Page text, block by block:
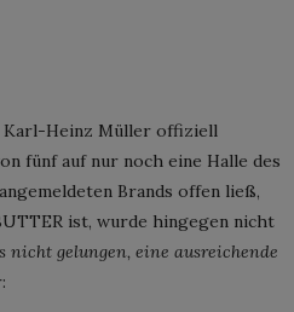
Karl-Heinz Müller offiziell
fünf auf nur noch eine Halle des
Brands offen ließ,
ist, wurde hingegen nicht
nicht gelungen, eine ausreichende